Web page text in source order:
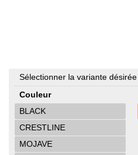
Sélectionner la variante désirée
Couleur
BLACK
CRESTLINE
MOJAVE